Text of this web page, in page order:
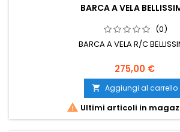
BARCA A VELA
(0)
BARCA A VELA R/C
275,00 €
 Aggiungi al carrello
 Ultimi articoli in